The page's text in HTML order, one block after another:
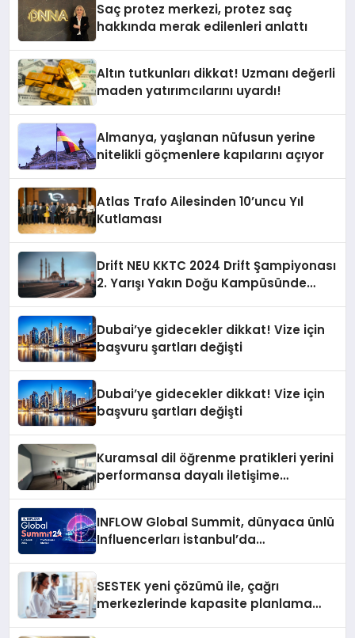
Saç protez merkezi, protez saç
hakkında merak edilenleri anlattı
Altın tutkunları dikkat! Uzmanı değerli
maden yatırımcılarını uyardı!
Almanya, yaşlanan nüfusun yerine
nitelikli göçmenlere kapılarını açıyor
Atlas Trafo Ailesinden 10’uncu Yıl
Kutlaması
Drift NEU KKTC 2024 Drift Şampiyonası
2. Yarışı Yakın Doğu Kampüsünde
Dubai’ye gidecekler dikkat! Vize için
başvuru şartları değişti
Dubai’ye gidecekler dikkat! Vize için
başvuru şartları değişti
Kuramsal dil öğrenme pratikleri yerini
performansa dayalı iletişime
INFLOW Global Summit, dünyaca ünlü
Influencerları İstanbul’da
SESTEK yeni çözümü ile, çağrı
merkezlerinde kapasite planlama